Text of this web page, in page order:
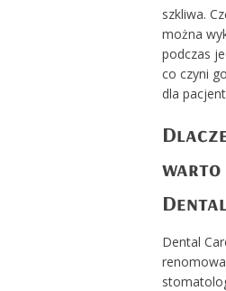
szkliwa.
można
podczas
co czyni
dla
warto
Dental